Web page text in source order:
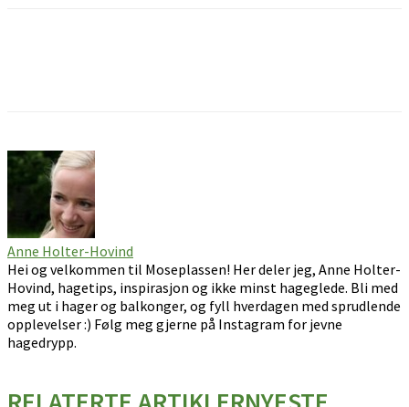
Anne Holter-Hovind
Hei og velkommen til Moseplassen! Her deler jeg, Anne Holter-
Hovind, hagetips, inspirasjon og ikke minst hageglede. Bli med
meg ut i hager og balkonger, og fyll hverdagen med sprudlende
opplevelser :) Følg meg gjerne på Instagram for jevne
hagedrypp.